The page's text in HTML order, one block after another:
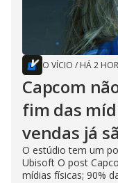
O VÍCIO / HÁ 2
Capcom
fim das
vendas já
O estúdio tem um
Ubisoft O post
mídias físicas; 90%